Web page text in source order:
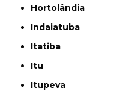
Hortolândia
Indaiatuba
Itatiba
Itu
Itupeva